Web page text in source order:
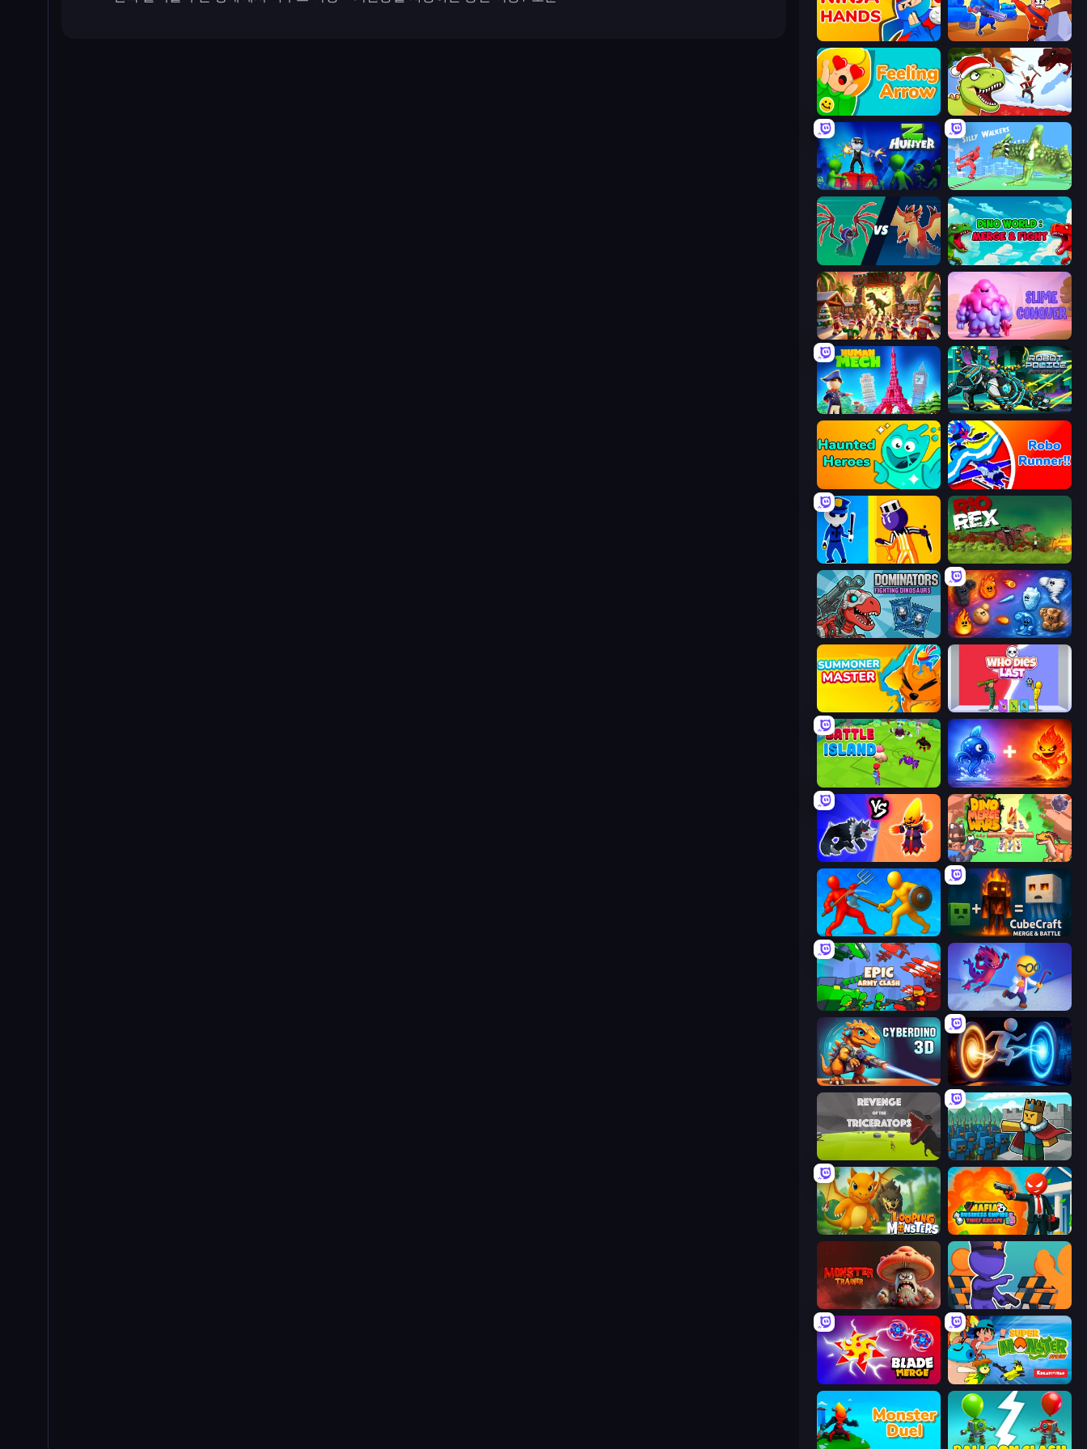
Ninja Hands Craft and Battle
Feeling Arrow Dino Survival: 3D Simulator
Z Hunter Silly Walkers
Monster Battle Dino World: Merge & Fight
My Dinoland Slime Conquer: Epic Battles
Human Mech Robot Police Iron Panther
Haunted Heroes Robo Runner
Rio Rex
Dominators: Fighting Dinosaurs Elemental Merge
Summoner Master Who Dies Last?
Battle Island Elemental Monsters: Merge
Merge Battle Tactics Dino Merge Wars
Epic Sword Battle! Fight in Arena CubeCraft: Merge & Battle
Epic Army Clash Bounce Out
CyberDino 3D Portal Escape
Revenge of the Triceratops Cube Commander
Looping Monsters Mafia Business Empire: Thief Escape
Monster Trainer: Catching Game City Defense
Blade Merge Super Monster Run